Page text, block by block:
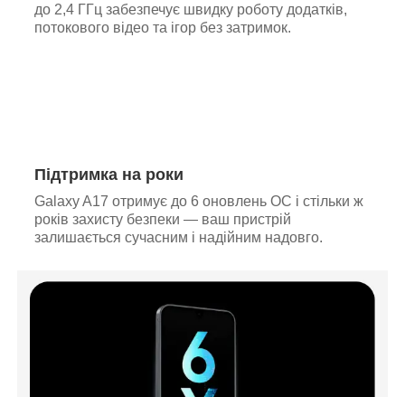
до 2,4 ГГц забезпечує швидку роботу додатків,
потокового відео та ігор без затримок.
Підтримка на роки
Galaxy A17 отримує до 6 оновлень ОС і стільки ж
років захисту безпеки — ваш пристрій
залишається сучасним і надійним надовго.